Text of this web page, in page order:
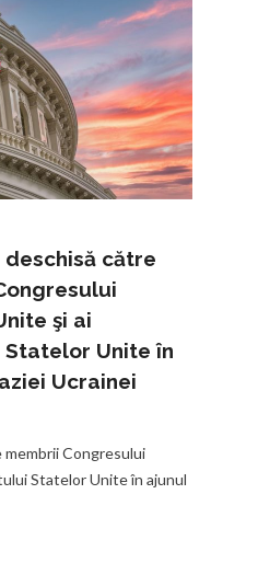
către
şi ai
Unite în
Ucrainei
Congresului
Statelor Unite în ajunul